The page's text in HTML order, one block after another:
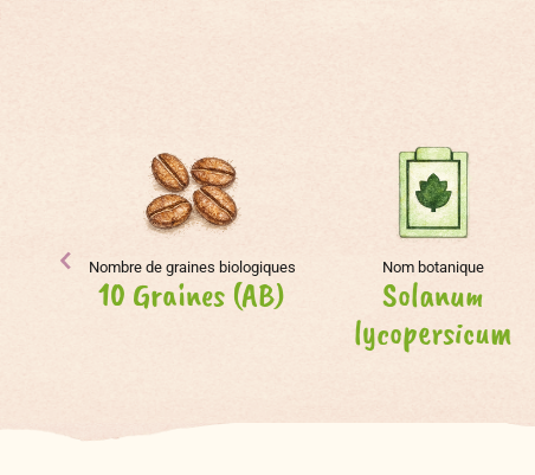
Nombre de graines biologiques
10 Graines (AB)
Nom botanique
Solanum
lycopersicum